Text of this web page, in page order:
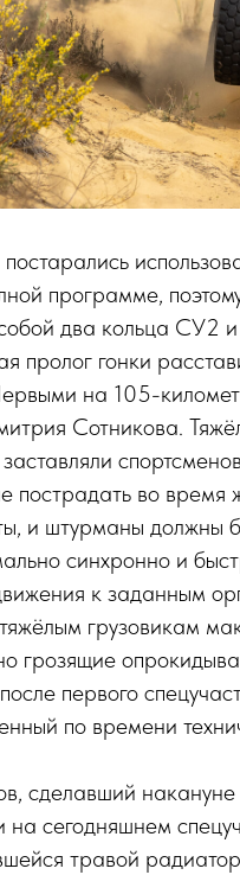
программе,
два кольца
пролог гонки
на 105-
Сотникова.
пострадать во
и штурманы должны
синхронно и
к заданным
грузовикам
грозящие
первого
по времени
сделавший
на сегодняшнем
травой